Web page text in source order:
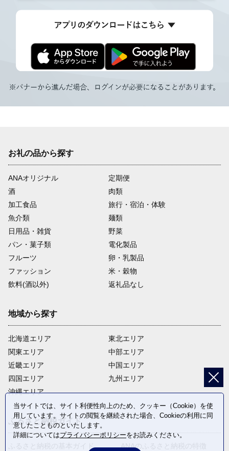
お礼の品から探す
ANAオリジナル
定期便
酒
肉類
加工食品
旅行・宿泊・体験
魚介類
麺類
日用品・雑貨
野菜
パン・菓子類
電化製品
フルーツ
卵・乳製品
ファッション
米・穀物
飲料(酒以外)
返礼品なし
地域から探す
北海道エリア
関東エリア
近畿エリア
四国エリア
沖縄エリア
東北エリア
中部エリア
中国エリア
九州エリア
ふるさと納税ガイド
ふるさと納税の基本ガイド
ANAのふるさと納税の特徴
当サイトでは、サイト利便性向上のため、クッキー（Cookie）を使
用しています。サイトの閲覧を継続された場合、Cookieの利用に同
意したことものといたします。
詳細についてはプライバシーポリシーをお読みください。